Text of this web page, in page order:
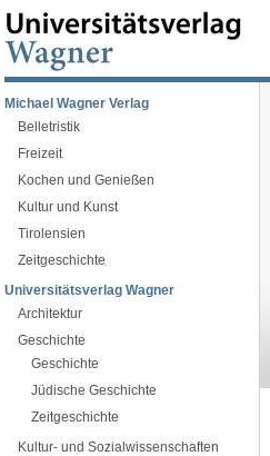
Michael Wagner Verlag
Belletristik
Freizeit
Kochen und Genießen
Kultur und Kunst
Tirolensien
Zeitgeschichte
Universitätsverlag Wagner
Architektur
Geschichte
Geschichte
Jüdische Geschichte
Zeitgeschichte
Kultur- und Sozialwissenschaften